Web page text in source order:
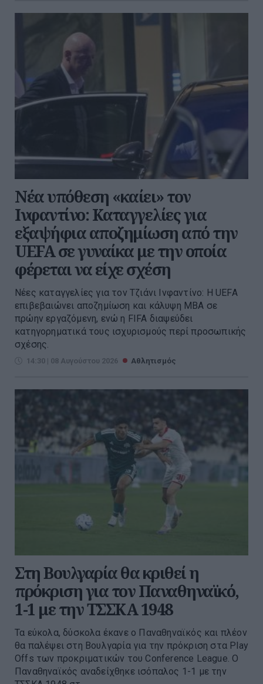
Νέα υπόθεση «καίει» τον
Ινφαντίνο: Καταγγελίες για
εξαψήφια αποζημίωση από την
UEFA σε γυναίκα με την οποία
φέρεται να είχε σχέση
Νέες καταγγελίες για τον Τζιάνι Ινφαντίνο: Η UEFA
επιβεβαιώνει αποζημίωση και κάλυψη MBA σε
πρώην εργαζόμενη, ενώ η FIFA διαψεύδει
κατηγορηματικά τους ισχυρισμούς περί προσωπικής
σχέσης.
14:30 | 08 Αυγούστου 2026 Αθλητισμός
Στη Βουλγαρία θα κριθεί η
πρόκριση για τον Παναθηναϊκό,
1-1 με την ΤΣΣΚΑ 1948
Τα εύκολα, δύσκολα έκανε ο Παναθηναϊκός και πλέον
θα παλέψει στη Βουλγαρία για την πρόκριση στα Play
Offs των προκριματικών του Conference League. O
Παναθηναϊκός αναδείχθηκε ισόπαλος 1-1 με την